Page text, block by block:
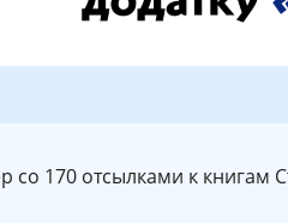
со 170 отсылками к книгам